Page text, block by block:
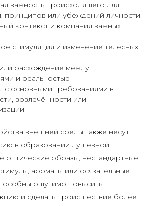
важность происходящего для
принципов или убеждений личности
контекст и компания важных
стимуляция и изменение телесных
расхождение между
и реальностью
с основными требованиями в
вовлечённости или
внешней среды также несут
в образовании душевной
оптические образы, нестандартные
ароматы или осязательные
ощутимо повысить
и сделать происшествие более